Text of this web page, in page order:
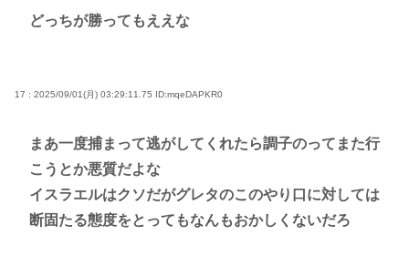
どっちが勝ってもええな
17 : 2025/09/01(月) 03:29:11.75 ID:mqeDAPKR0
まあ一度捕まって逃がしてくれたら調子のってまた行
こうとか悪質だよな
イスラエルはクソだがグレタのこのやり口に対しては
断固たる態度をとってもなんもおかしくないだろ